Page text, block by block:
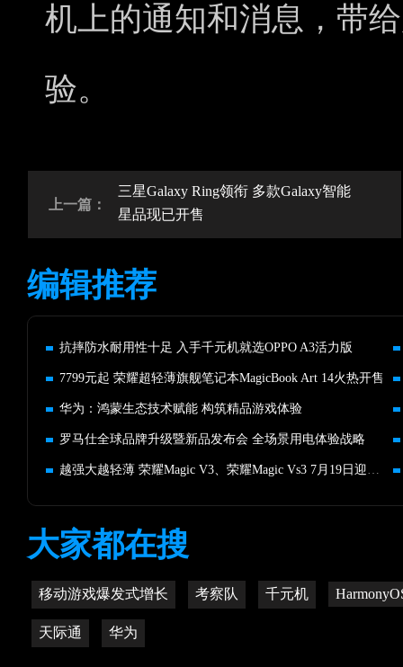
机上的通知和消息，带
验。
上一篇：
三星Galaxy Ring领衔 多款Galaxy智能
星品现已开售
编辑推荐
抗摔防水耐用性十足 入手千元机就选OPPO A3活力版
7799元起 荣耀超轻薄旗舰笔记本MagicBook Art 14火热开售
华为：鸿蒙生态技术赋能 构筑精品游戏体验
罗马仕全球品牌升级暨新品发布会 全场景用电体验战略
越强大越轻薄 荣耀Magic V3、荣耀Magic Vs3 7月19日迎首销
大家都在搜
移动游戏爆发式增长 考察队 千元机
天际通 华为